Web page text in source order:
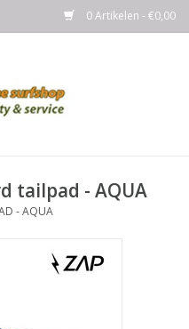
0 Artikelen - €0,00
tailpad - AQUA
- AQUA